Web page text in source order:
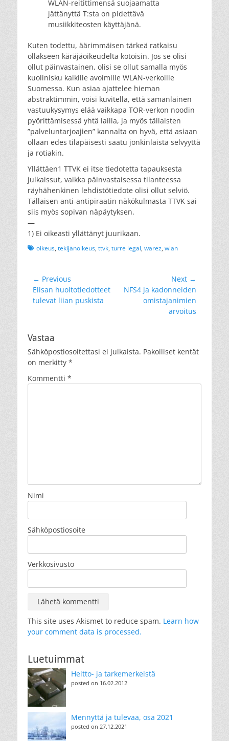
WLAN-reitittimensä suojaamatta
jättänyttä T:sta on pidettävä
musiikkiteosten käyttäjänä.
Kuten todettu, äärimmäisen tärkeä ratkaisu
ollakseen käräjäoikeudelta kotoisin. Jos se olisi
ollut päinvastainen, olisi se ollut samalla myös
kuolinisku kaikille avoimille WLAN-verkoille
Suomessa. Kun asiaa ajattelee hieman
abstraktimmin, voisi kuvitella, että samanlainen
vastuukysymys elää vaikkapa TOR-verkon noodin
pyörittämisessä yhtä lailla, ja myös tällaisten
”palveluntarjoajien” kannalta on hyvä, että asiaan
ollaan edes tilapäisesti saatu jonkinlaista selvyyttä
ja rotiakin.
Yllättäen1 TTVK ei itse tiedotetta tapauksesta
julkaissut, vaikka päinvastaisessa tilanteessa
räyhähenkinen lehdistötiedote olisi ollut selviö.
Tällaisen anti-antipiraatin näkökulmasta TTVK sai
siis myös sopivan näpäytyksen.
—
1) Ei oikeasti yllättänyt juurikaan.
Tagsoikeus, tekijänoikeus, ttvk, turre legal, warez, wlan
Artikkelien
selaus
← Previous
Previous
post:
Elisan huoltotiedotteet
tulevat liian puskista
Next →
NextNFS4 ja kadonneiden
omistajanimien
arvoitus
Vastaa
Sähköpostiosoitettasi ei julkaista. Pakolliset kentät
on merkitty *
Kommentti *
Nimi
Sähköpostiosoite
Verkkosivusto
This site uses Akismet to reduce spam. Learn how
your comment data is processed.
Luetuimmat
Heitto- ja tarkemerkeistä
posted on 16.02.2012
Mennyttä ja tulevaa, osa 2021
posted on 27.12.2021